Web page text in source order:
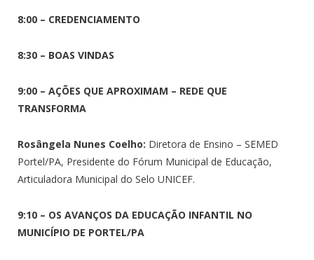
8:00 – CREDENCIAMENTO
8:30 – BOAS VINDAS
9:00 – AÇÕES QUE APROXIMAM – REDE QUE
TRANSFORMA
Rosângela Nunes Coelho: Diretora de Ensino – SEMED
Portel/PA, Presidente do Fórum Municipal de Educação,
Articuladora Municipal do Selo UNICEF.
9:10 – OS AVANÇOS DA EDUCAÇÃO INFANTIL NO
MUNICÍPIO DE PORTEL/PA